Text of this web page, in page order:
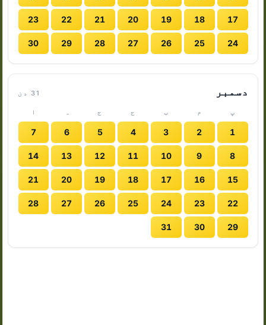
17
18
19
20
21
22
23
24
25
26
27
28
29
30
دسمبر 31 دن
پ م ب ج ج ہ ا
1
2
3
4
5
6
7
8
9
10
11
12
13
14
15
16
17
18
19
20
21
22
23
24
25
26
27
28
29
30
31